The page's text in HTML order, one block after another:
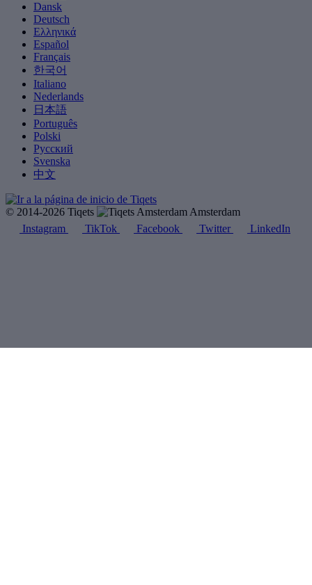
Dansk
Deutsch
Ελληνικά
Español
Français
한국어
Italiano
Nederlands
日本語
Português
Polski
Русский
Svenska
中文
© 2014-2026 Tiqets
Amsterdam
Instagram
TikTok Facebook Twitter LinkedIn